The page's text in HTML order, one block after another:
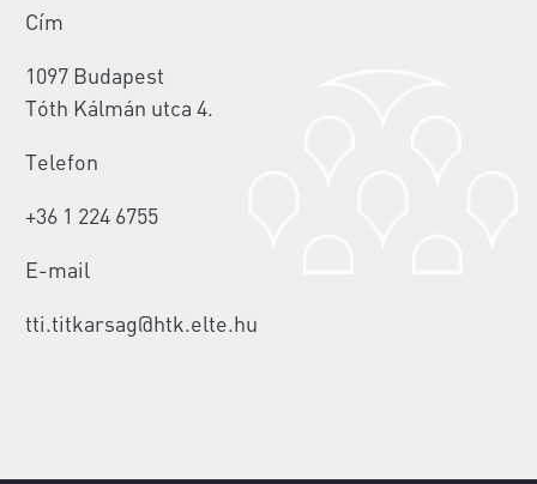
Cím
1097 Budapest
Tóth Kálmán utca 4.
Telefon
+36 1 224 6755
E-mail
tti.titkarsag@htk.elte.hu